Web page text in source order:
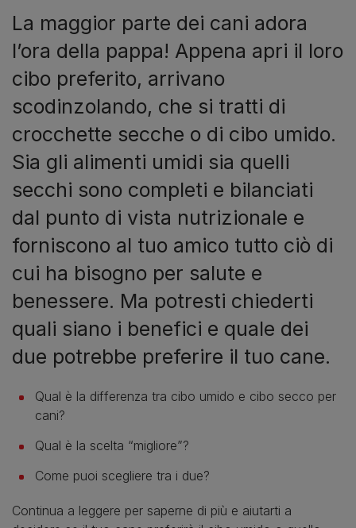
La maggior parte dei cani adora
l’ora della pappa! Appena apri il loro
cibo preferito, arrivano
scodinzolando, che si tratti di
crocchette secche o di cibo umido.
Sia gli alimenti umidi sia quelli
secchi sono completi e bilanciati
dal punto di vista nutrizionale e
forniscono al tuo amico tutto ciò di
cui ha bisogno per salute e
benessere. Ma potresti chiederti
quali siano i benefici e quale dei
due potrebbe preferire il tuo cane.
Qual è la differenza tra cibo umido e cibo secco per
cani?
Qual è la scelta “migliore”?
Come puoi scegliere tra i due?
Continua a leggere per saperne di più e aiutarti a